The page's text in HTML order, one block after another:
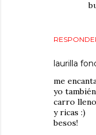
laurilla
me
yo
carro
y ricas :)
besos!